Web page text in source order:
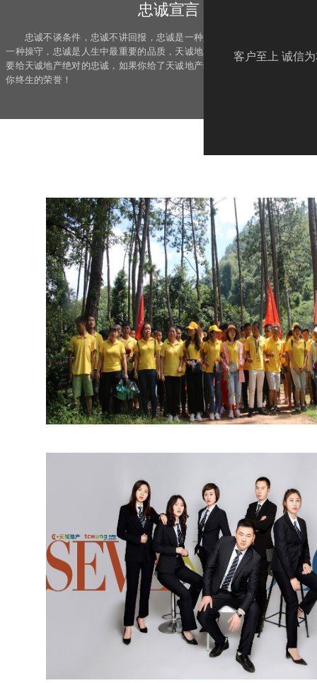
客户至上 诚信
忠诚宣言
忠诚不谈条件，忠诚不讲回报，忠诚是一种义务，忠诚是一种责任忠
一种操守，忠诚是人生中最重要的品质，天诚地产首先不会给你什么，但
要给天诚地产绝对的忠诚，如果你给了天诚地产绝对的忠诚，天诚地产就
你终生的荣誉！
公司三大态度
认真 快 接受承诺
执行力文化
言必行，行必果，马上行动，战必胜，攻必取，立即执行